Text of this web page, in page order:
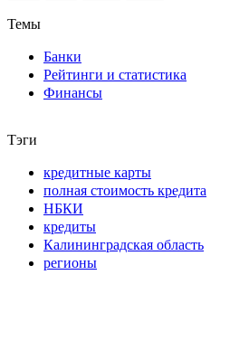
Темы
Банки
Рейтинги и статистика
Финансы
Тэги
кредитные карты
полная стоимость кредита
НБКИ
кредиты
Калининградская область
регионы